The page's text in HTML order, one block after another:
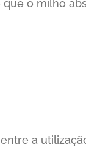
o milho
a